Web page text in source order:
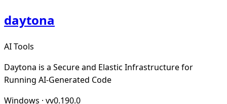
daytona
AI Tools
Daytona is a Secure and Elastic Infrastructure for
Running AI-Generated Code
Windows · vv0.190.0